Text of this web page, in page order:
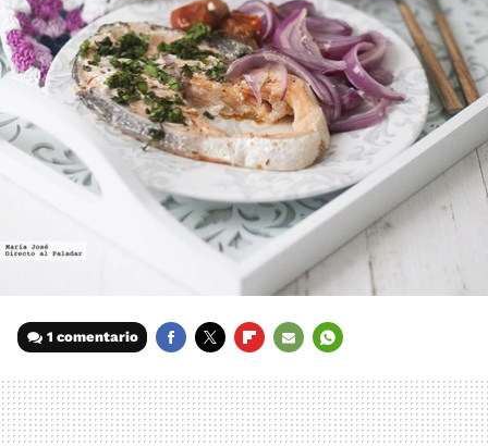
1 comentario
MAIL